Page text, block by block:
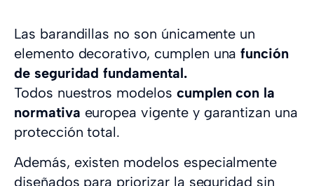
Las barandillas no son únicamente un
elemento decorativo, cumplen una función
de seguridad fundamental.
Todos nuestros modelos cumplen con la
normativa europea vigente y garantizan una
protección total.
Además, existen modelos especialmente
diseñados para priorizar la seguridad sin